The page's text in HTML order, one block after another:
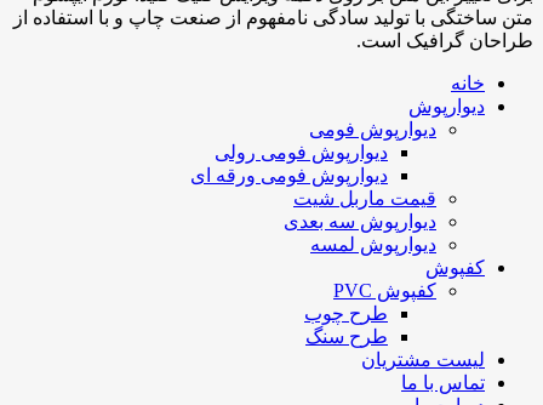
متن ساختگی با تولید سادگی نامفهوم از صنعت چاپ و با استفاده از
طراحان گرافیک است.
خانه
دیوارپوش
دیوارپوش فومی
دیوارپوش فومی رولی
دیوارپوش فومی ورقه ای
قیمت ماربل شیت
دیوارپوش سه بعدی
دیوارپوش لمسه
کفپوش
کفپوش PVC
طرح چوب
طرح سنگ
لیست مشتریان
تماس با ما